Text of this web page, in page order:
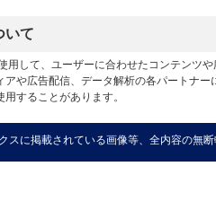
いて
用して、ユーザーに合わせたコンテンツ
アや広告配信、データ解析の各パートナ
することがあります。
に掲載されている画像等、全内容の無断